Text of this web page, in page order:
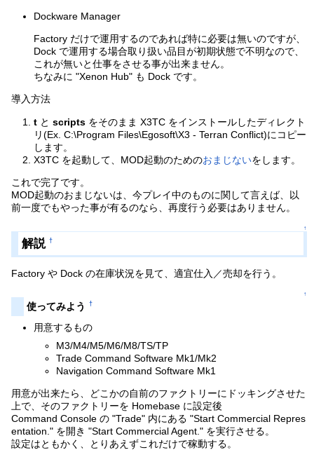
Dockware Manager
Factory だけで運用するのであれば特に必要は無いのですが、
Dock で運用する場合取り扱い品目が初期状態で不明なので、
これが無いと仕事をさせる事が出来ません。
ちなみに "Xenon Hub" も Dock です。
導入方法
t とscripts をそのまま X3TC をインストールしたディレクト
リ(Ex. C:\Program Files\Egosoft\X3 - Terran Conflict)にコピー
します。
X3TC を起動して、MOD起動のためのおまじないをします。
これで完了です。
MOD起動のおまじないは、今プレイ中のものに関して言えば、以
前一度でもやった事が有るのなら、再度行う必要はありません。
↑
解説 †
Factory や Dock の在庫状況を見て、適宜仕入／売却を行う。
↑
使ってみよう †
用意するもの
M3/M4/M5/M6/M8/TS/TP
Trade Command Software Mk1/Mk2
Navigation Command Software Mk1
用意が出来たら、どこかの自前のファクトリーにドッキングさせた
上で、そのファクトリーを Homebase に設定後
Command Console の "Trade" 内にある "Start Commercial Repres
entation." を開き "Start Commercial Agent." を実行させる。
設定はともかく、とりあえずこれだけで稼動する。